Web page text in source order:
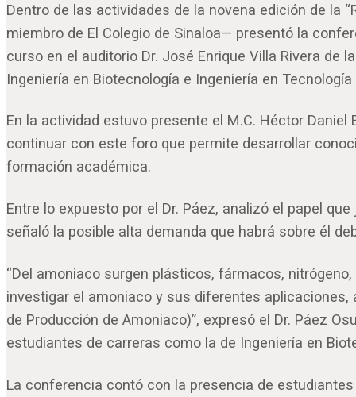
Dentro de las actividades de la novena edición de la
miembro de El Colegio de Sinaloa— presentó la
curso en el auditorio Dr. José Enrique Villa Rivera de
Ingeniería en Biotecnología e Ingeniería en Tecnología
En la actividad estuvo presente el M.C. Héctor
continuar con este foro que permite desarrollar
formación académica.
Entre lo expuesto por el Dr. Páez, analizó el papel
señaló la posible alta demanda que habrá sobre él
“Del amoniaco surgen plásticos, fármacos,
investigar el amoniaco y sus diferentes aplicaciones,
de Producción de Amoniaco)”, expresó el Dr. Páez
estudiantes de carreras como la de Ingeniería en
La conferencia contó con la presencia de